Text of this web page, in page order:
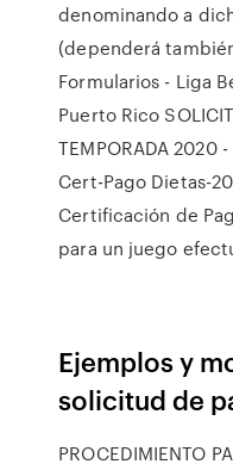
denominando a
(dependerá
Formularios - Liga
Puerto Rico
TEMPORADA 2020
Cert-Pago Dietas-
Certificación de
para un juego
Ejemplos y
solicitud de
PROCEDIMIENTO